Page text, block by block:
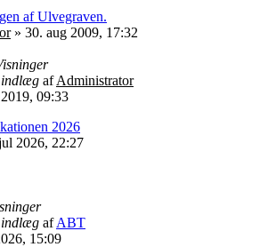
af Ulvegraven.
» 30. aug 2009, 17:32
indlæg afAdministrator
09:33
2026
2026, 22:27
indlæg afABT
15:09